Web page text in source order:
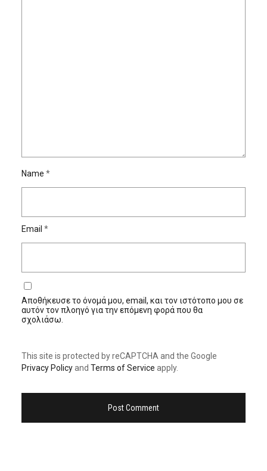
Name *
Email *
Αποθήκευσε το όνομά μου, email, και τον ιστότοπο μου σε
αυτόν τον πλοηγό για την επόμενη φορά που θα
σχολιάσω.
This site is protected by reCAPTCHA and the Google
Privacy Policyand Terms of Service apply.